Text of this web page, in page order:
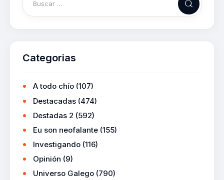
Categorias
A todo chío (107)
Destacadas (474)
Destadas 2 (592)
Eu son neofalante (155)
Investigando (116)
Opinión (9)
Universo Galego (790)